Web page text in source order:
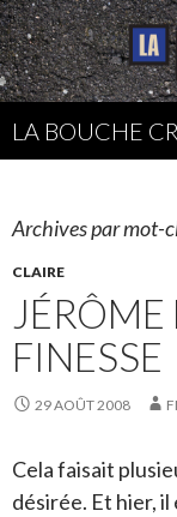
LA BOUCHE
Archives par mot-
CLAIRE
JÉRÔME
FINESSE
29 AOÛT 2008
Cela faisait
désirée. Et hier,